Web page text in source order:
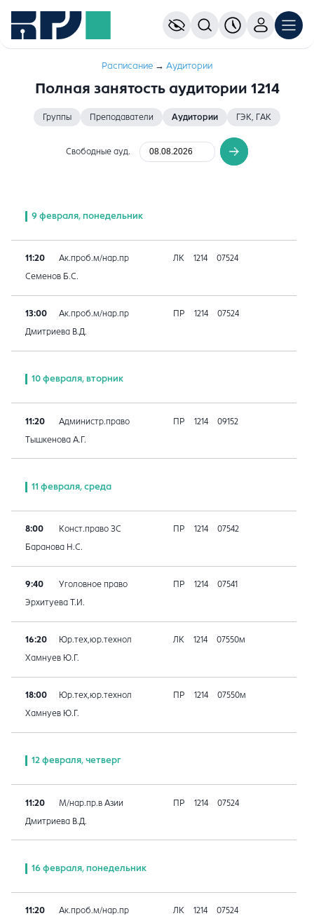
Расписание → Аудитории
Полная занятость аудитории 1214
Группы Преподаватели Аудитории ГЭК, ГАК
Свободные ауд.
9 февраля, понедельник
11:20 Ак.проб.м/нар.пр ЛК 1214 07524
Семенов Б.С.
13:00 Ак.проб.м/нар.пр ПР 1214 07524
Дмитриева В.Д.
10 февраля, вторник
11:20 Администр.право ПР 1214 09152
Тышкенова А.Г.
11 февраля, среда
8:00 Конст.право ЗС ПР 1214 07542
Баранова Н.С.
9:40 Уголовное право ПР 1214 07541
Эрхитуева Т.И.
16:20 Юр.тех,юр.технол ЛК 1214 07550м
Хамнуев Ю.Г.
18:00 Юр.тех,юр.технол ПР 1214 07550м
Хамнуев Ю.Г.
12 февраля, четверг
11:20 М/нар.пр.в Азии ПР 1214 07524
Дмитриева В.Д.
16 февраля, понедельник
11:20 Ак.проб.м/нар.пр ЛК 1214 07524